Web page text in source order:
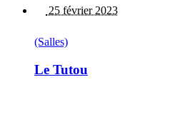
25 février 2023
(Salles)
Le Tutou